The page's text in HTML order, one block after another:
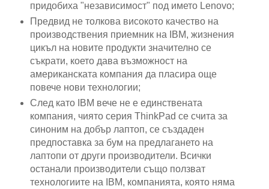
придобиха "независимост" под името Lenovo;
Предвид не толкова високото качество на
производствения приемник на IBM, жизнения
цикъл на новите продукти значително се
съкрати, което дава възможност на
американската компания да пласира още
повече нови технологии;
След като IBM вече не е единствената
компания, чиято серия ThinkPad се счита за
синоним на добър лаптоп, се създаден
предпоставка за бум на предлагането на
лаптопи от други производители. Всички
останали производители също ползват
технологиите на IBM, компанията, която няма